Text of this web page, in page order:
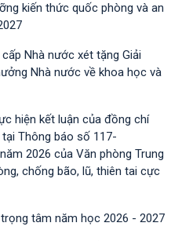
kiến thức quốc phòng và an
Nhà nước xét tặng Giải
Nhà nước về khoa học và
hiện kết luận của đồng chí
Thông báo số 117-
2026 của Văn phòng Trung
chống bão, lũ, thiên tai cực
tâm năm học 2026 - 2027